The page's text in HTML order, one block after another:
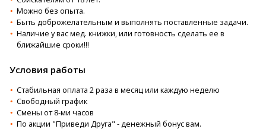
Можно без опыта.
Быть доброжелательным и выполнять поставленные задачи.
Наличие у вас мед. книжки, или готовность сделать ее в
ближайшие сроки!!!
Условия работы
Стабильная оплата 2 раза в месяц или каждую неделю
Свободный график
Смены от 8-ми часов
По акции "Приведи Друга" - денежный бонус вам.